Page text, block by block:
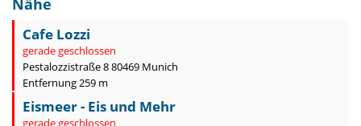
Nähe
Cafe Lozzi
gerade geschlossen
Pestalozzistraße 8 80469 Munich
Entfernung 259 m
Eismeer - Eis und Mehr
gerade geschlossen